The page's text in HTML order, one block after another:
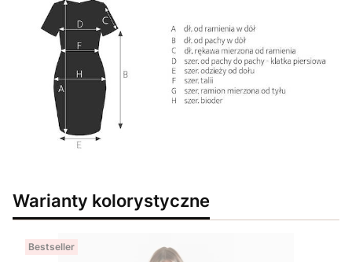
Warianty kolorystyczne
Bestseller